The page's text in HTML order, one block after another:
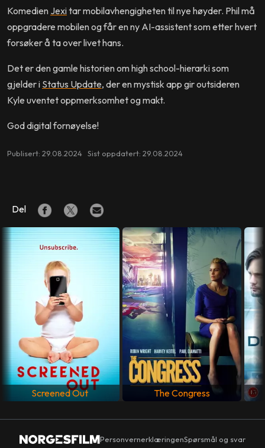
Komedien Jexitar mobilavhengigheten til nye høyder. Phil må
oppgradere mobilen og får en ny AI-assistent som etter hvert
forsøker å ta over livet hans.
Det er den gamle historien om high school-hierarki som
gjelder i Status Update, der en mystisk app gir outsideren
Kyle uventet oppmerksomhet og makt.
God digital fornøyelse!
Publisert: 29.08.2024 Sist oppdatert: 29.08.2024
Del
Screened Out The Congress
PersonvernerklæringenSpørsmål og svar